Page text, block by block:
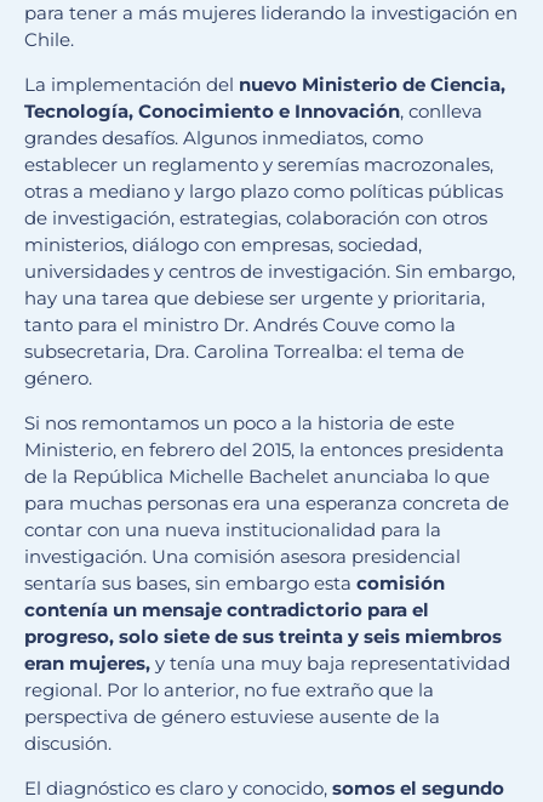
para tener a más mujeres liderando la investigación en
Chile.
La implementación del nuevo Ministerio de Ciencia,
Tecnología, Conocimiento e Innovación, conlleva
grandes desafíos. Algunos inmediatos, como
establecer un reglamento y seremías macrozonales,
otras a mediano y largo plazo como políticas públicas
de investigación, estrategias, colaboración con otros
ministerios, diálogo con empresas, sociedad,
universidades y centros de investigación. Sin embargo,
hay una tarea que debiese ser urgente y prioritaria,
tanto para el ministro Dr. Andrés Couve como la
subsecretaria, Dra. Carolina Torrealba: el tema de
género.
Si nos remontamos un poco a la historia de este
Ministerio, en febrero del 2015, la entonces presidenta
de la República Michelle Bachelet anunciaba lo que
para muchas personas era una esperanza concreta de
contar con una nueva institucionalidad para la
investigación. Una comisión asesora presidencial
sentaría sus bases, sin embargo esta comisión
contenía un mensaje contradictorio para el
progreso, solo siete de sus treinta y seis miembros
eran mujeres, y tenía una muy baja representatividad
regional. Por lo anterior, no fue extraño que la
perspectiva de género estuviese ausente de la
discusión.
El diagnóstico es claro y conocido, somos el segundo